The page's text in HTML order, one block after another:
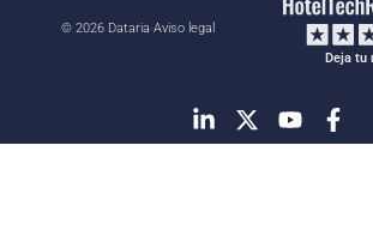
© 2026 Dataria·Aviso legal
Deja tu